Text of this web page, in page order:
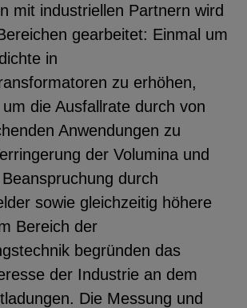
mit industriellen Partnern wird
gearbeitet: Einmal um
in
zu erhöhen,
die Ausfallrate durch von
Anwendungen zu
der Volumina und
durch
sowie gleichzeitig höhere
Bereich der
begründen das
der Industrie an dem
Die Messung und
MEDIEN
Erfassung von
durch
bspw. über das
externer Videos,
oder